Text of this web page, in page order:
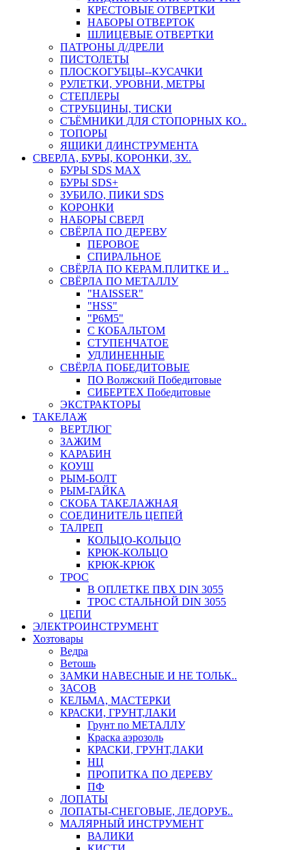
КРЕСТОВЫЕ ОТВЕРТКИ
НАБОРЫ ОТВЕРТОК
ШЛИЦЕВЫЕ ОТВЕРТКИ
ПАТРОНЫ Д/ДРЕЛИ
ПИСТОЛЕТЫ
ПЛОСКОГУБЦЫ--КУСАЧКИ
РУЛЕТКИ, УРОВНИ, МЕТРЫ
СТЕПЛЕРЫ
СТРУБЦИНЫ, ТИСКИ
СЪЁМНИКИ ДЛЯ СТОПОРНЫХ КО..
ТОПОРЫ
ЯЩИКИ Д/ИНСТРУМЕНТА
СВЕРЛА, БУРЫ, КОРОНКИ, ЗУ..
БУРЫ SDS MAX
БУРЫ SDS+
ЗУБИЛО, ПИКИ SDS
КОРОНКИ
НАБОРЫ СВЕРЛ
СВЁРЛА ПО ДЕРЕВУ
ПЕРОВОЕ
СПИРАЛЬНОЕ
СВЁРЛА ПО КЕРАМ.ПЛИТКЕ И ..
СВЁРЛА ПО МЕТАЛЛУ
"HAISSER"
"HSS"
"Р6М5"
С КОБАЛЬТОМ
СТУПЕНЧАТОЕ
УДЛИНЕННЫЕ
СВЁРЛА ПОБЕДИТОВЫЕ
ПО Волжский Победитовые
СИБЕРТЕХ Победитовые
ЭКСТРАКТОРЫ
ТАКЕЛАЖ
ВЕРТЛЮГ
ЗАЖИМ
КАРАБИН
КОУШ
РЫМ-БОЛТ
РЫМ-ГАЙКА
СКОБА ТАКЕЛАЖНАЯ
СОЕДИНИТЕЛЬ ЦЕПЕЙ
ТАЛРЕП
КОЛЬЦО-КОЛЬЦО
КРЮК-КОЛЬЦО
КРЮК-КРЮК
ТРОС
В ОПЛЕТКЕ ПВХ DIN 3055
ТРОС СТАЛЬНОЙ DIN 3055
ЦЕПИ
ЭЛЕКТРОИНСТРУМЕНТ
Хозтовары
Ведра
Ветошь
ЗАМКИ НАВЕСНЫЕ И НЕ ТОЛЬК..
ЗАСОВ
КЕЛЬМА, МАСТЕРКИ
КРАСКИ, ГРУНТ,ЛАКИ
Грунт по МЕТАЛЛУ
Краска аэрозоль
КРАСКИ, ГРУНТ,ЛАКИ
НЦ
ПРОПИТКА ПО ДЕРЕВУ
ПФ
ЛОПАТЫ
ЛОПАТЫ-СНЕГОВЫЕ, ЛЕДОРУБ..
МАЛЯРНЫЙ ИНСТРУМЕНТ
ВАЛИКИ